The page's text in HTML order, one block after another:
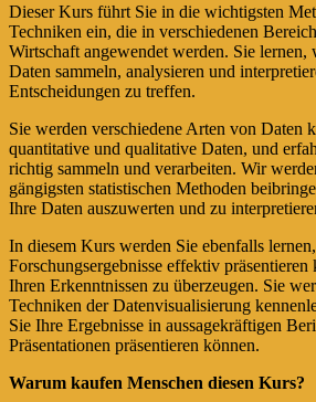
Dieser Kurs führt Sie in die wichtigsten
Techniken ein, die in verschiedenen
Wirtschaft angewendet werden. Sie lernen,
Daten sammeln, analysieren und
Entscheidungen zu treffen.
Sie werden verschiedene Arten von Daten
quantitative und qualitative Daten, und
richtig sammeln und verarbeiten. Wir
gängigsten statistischen Methoden
Ihre Daten auszuwerten und zu
In diesem Kurs werden Sie ebenfalls
Forschungsergebnisse effektiv
Ihren Erkenntnissen zu überzeugen. Sie
Techniken der Datenvisualisierung
Sie Ihre Ergebnisse in aussagekräftigen
Präsentationen präsentieren können.
Warum kaufen Menschen diesen Kurs?